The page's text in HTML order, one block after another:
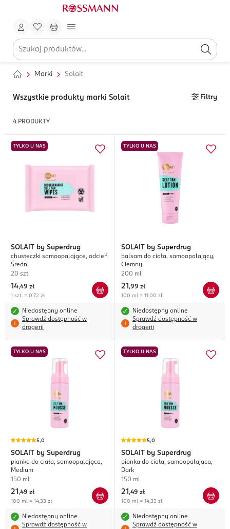
Marki Solait
Wszystkie produkty marki Solait Filtry
4 PRODUKTY
TYLKO U NAS
SOLAIT by Superdrug
chusteczki samoopalające, odcień
Średni
20 szt.
14,49 zł
1 szt. = 0,72 zł
Niedostępny online
Sprawdź dostępność w
drogerii
TYLKO U NAS
SOLAIT by Superdrug
balsam do ciała, samoopalający,
Ciemny
200 ml
21 ,99 zł
100 ml = 11,00 zł
Niedostępny online
Sprawdź dostępność w
drogerii
TYLKO U NAS
5,0
SOLAIT by Superdrug
pianka do ciała, samoopalająca,
Medium
150 ml
21 ,49 zł
100 ml = 14,33 zł
Niedostępny online
Sprawdź dostępność w
TYLKO U NAS
5,0
SOLAIT by Superdrug
pianka do ciała, samoopalająca,
Dark
150 ml
21 ,49 zł
100 ml = 14,33 zł
Niedostępny online
Sprawdź dostępność w